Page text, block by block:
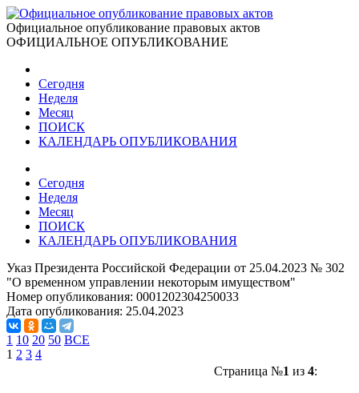
Официальное опубликование правовых актов
ОФИЦИАЛЬНОЕ ОПУБЛИКОВАНИЕ
Сегодня
Неделя
Месяц
ПОИСК
КАЛЕНДАРЬ ОПУБЛИКОВАНИЯ
Сегодня
Неделя
Месяц
ПОИСК
КАЛЕНДАРЬ ОПУБЛИКОВАНИЯ
Указ Президента Российской Федерации от 25.04.2023 № 302
"О временном управлении некоторым имуществом"
Номер опубликования: 0001202304250033
Дата опубликования: 25.04.2023
1 10 20 50 ВСЕ
1 2 3 4
Страница №1 из 4: